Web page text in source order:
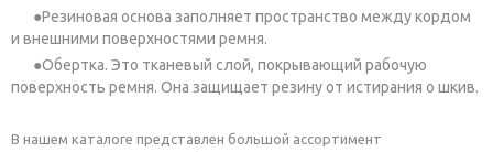
Резиновая основа заполняет пространство между кордом
и внешними поверхностями ремня.
Обертка. Это тканевый слой, покрывающий рабочую
поверхность ремня. Она защищает резину от истирания о шкив.
В нашем каталоге представлен большой ассортимент